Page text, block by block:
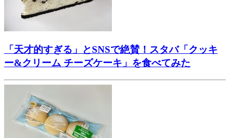
「天才的すぎる」とSNSで絶賛！スタバ「クッキ
ー&クリーム チーズケーキ」を食べてみた